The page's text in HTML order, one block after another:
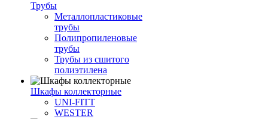
Трубы
Металлопластиковые
трубы
Полипропиленовые
трубы
Трубы из сшитого
полиэтилена
Шкафы коллекторные
UNI-FITT
WESTER